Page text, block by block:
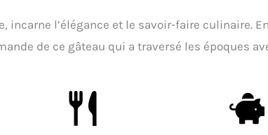
l’élégance et le savoir-faire culinaire.
de ce gâteau qui a traversé les époques